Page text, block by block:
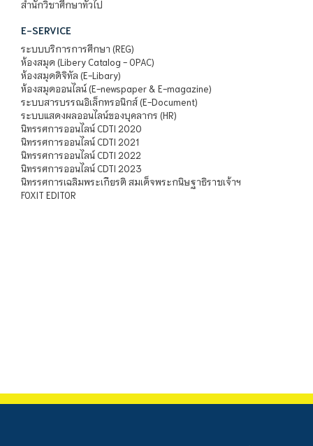
สำนักวิชาศึกษาทั่วไป
E-SERVICE
ระบบบริการการศึกษา (REG)
ห้องสมุด (Libery Catalog - OPAC)
ห้องสมุดดิจิทัล (E-Libary)
ห้องสมุดออนไลน์ (E-newspaper & E-magazine)
ระบบสารบรรณอิเล็กทรอนิกส์ (E-Document)
ระบบแสดงผลออนไลน์ของบุคลากร (HR)
นิทรรศการออนไลน์ CDTI 2020
นิทรรศการออนไลน์ CDTI 2021
นิทรรศการออนไลน์ CDTI 2022
นิทรรศการออนไลน์ CDTI 2023
นิทรรศการเฉลิมพระเกียรติ สมเด็จพระกนิษฐาธิราชเจ้าฯ
FOXIT EDITOR